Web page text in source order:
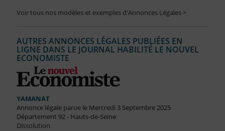
Voir tous nos modèles et exemples d'Annonces Légales >
AUTRES ANNONCES LÉGALES PUBLIÉES EN
LIGNE DANS LE JOURNAL HABILITÉ LE NOUVEL
ECONOMISTE
YAMANAT
Annonce légale parue le Mercredi 3 Septembre 2025
Département 92 - Hauts-de-Seine
Dissolution